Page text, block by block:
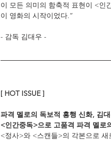
이 모든 의미의 함축적 표현이 <인
이 영화의 시작이었다.”
- 감독 김대우 -
[ HOT ISSUE ]
파격 멜로의 독보적 흥행 신화, 김
<인간중독>으로 고품격 파격 멜로
<정사>와 <스캔들>의 각본으로